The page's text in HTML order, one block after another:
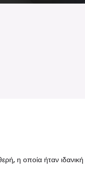
η οποία ήταν ιδανική